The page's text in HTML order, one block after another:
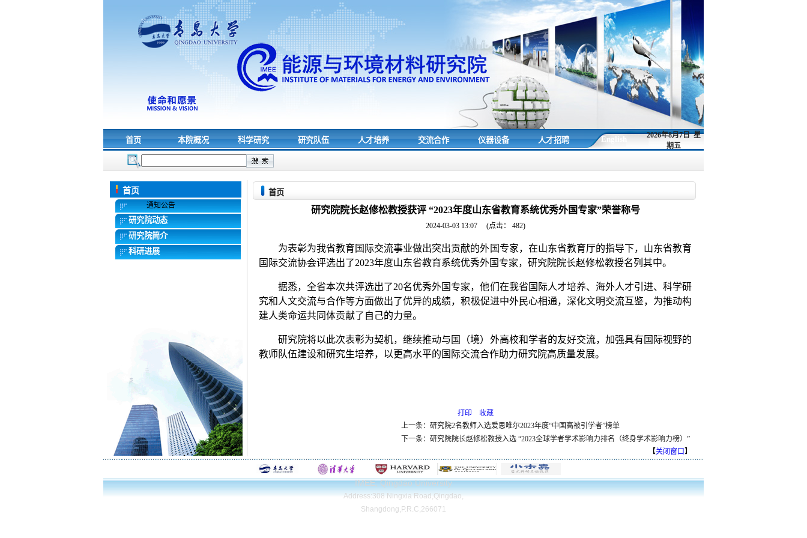
首页 本院概况 科学研究 研究队伍 人才培养 交流合作 仪器设备 人才招聘 English
2026年8月7日 星
期五
首页
通知公告
研究院动态
研究院简介
科研进展
首页
研究院院长赵修松教授获评 “2023年度山东省教育系统优秀外国专家”荣誉称号
2024-03-03 13:07 (点击： 482)
为表彰为我省教育国际交流事业做出突出贡献的外国专家，在山东省教育厅的指导下，山东省教育
国际交流协会评选出了2023年度山东省教育系统优秀外国专家，研究院院长赵修松教授名列其中。
据悉，全省本次共评选出了20名优秀外国专家，他们在我省国际人才培养、海外人才引进、科学研
究和人文交流与合作等方面做出了优异的成绩，积极促进中外民心相通，深化文明交流互鉴，为推动构
建人类命运共同体贡献了自己的力量。
研究院将以此次表彰为契机，继续推动与国（境）外高校和学者的友好交流，加强具有国际视野的
教师队伍建设和研究生培养，以更高水平的国际交流合作助力研究院高质量发展。
打印
收藏
上一条：研究院2名教师入选爱思唯尔2023年度“中国高被引学者”榜单
下一条：研究院院长赵修松教授入选 “2023全球学者学术影响力排名（终身学术影响力榜）”
【关闭窗口】
IMEE, Qingdao University
Address:308 Ningxia Road,Qingdao,
Shangdong,P.R.C,266071